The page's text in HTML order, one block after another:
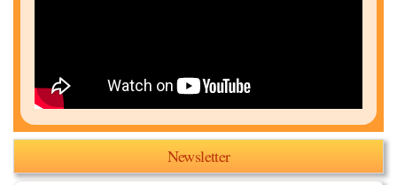
Newsletter